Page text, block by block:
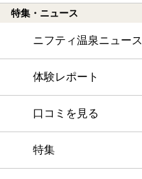
特集・ニュース
ニフティ温泉ニュース
体験レポート
口コミを見る
特集